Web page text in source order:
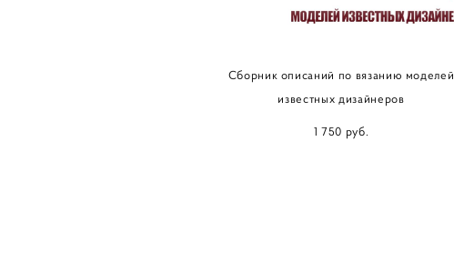
Сборник описаний по вязанию моделей
известных дизайнеров
1 750 pуб.